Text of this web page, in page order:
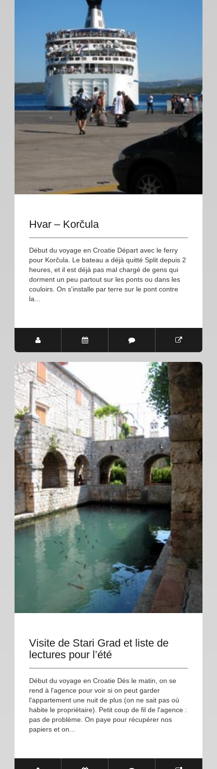
Hvar – Korčula
Début du voyage en Croatie Départ avec le ferry
pour Korčula. Le bateau a déjà quitté Split depuis 2
heures, et il est déjà pas mal chargé de gens qui
dorment un peu partout sur les ponts ou dans les
couloirs. On s'installe par terre sur le pont contre
la...
Visite de Stari Grad et liste de
lectures pour l’été
Début du voyage en Croatie Dès le matin, on se
rend à l'agence pour voir si on peut garder
l'appartement une nuit de plus (on ne sait pas où
habite le propriétaire). Petit coup de fil de l'agence :
pas de problème. On paye pour récupérer nos
papiers et on...